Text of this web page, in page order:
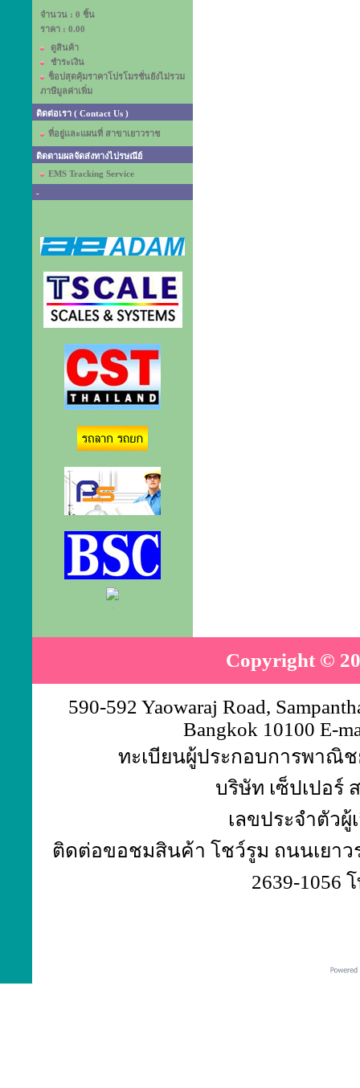
จำนวน : 0 ชิ้น
ราคา : 0.00
ดูสินค้า
ชำระเงิน
ช็อปสุดคุ้มราคาโปรโมรชั่นยังไม่รวม
ภาษีมูลค่าเพิ่ม
ติดต่อเรา ( Contact Us )
ที่อยู่และแผนที่ สาขาเยาวราช
ติดตามผลจัดส่งทางไปรษณีย์
EMS Tracking Service
-
Copyright ©
590-592 Yaowaraj Road,
Bangkok 10100 E-
ทะเบียนผู้ประกอบการพาณิช
บริษัท เซ็ปเปอร์
เลขประจำตัวผู้
ติดต่อขอชมสินค้า โชว์รูม ถนนเยาวร
2639-1056